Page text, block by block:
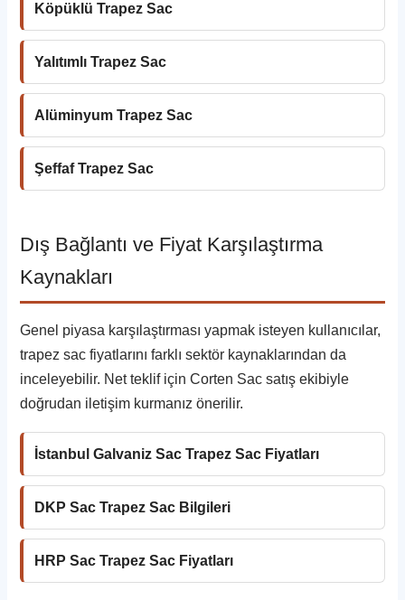
Köpüklü Trapez Sac
Yalıtımlı Trapez Sac
Alüminyum Trapez Sac
Şeffaf Trapez Sac
Dış Bağlantı ve Fiyat Karşılaştırma
Kaynakları
Genel piyasa karşılaştırması yapmak isteyen kullanıcılar,
trapez sac fiyatlarını farklı sektör kaynaklarından da
inceleyebilir. Net teklif için Corten Sac satış ekibiyle
doğrudan iletişim kurmanız önerilir.
İstanbul Galvaniz Sac Trapez Sac Fiyatları
DKP Sac Trapez Sac Bilgileri
HRP Sac Trapez Sac Fiyatları